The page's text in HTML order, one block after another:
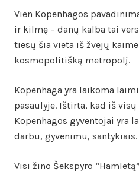
Vien Kopenhagos
ir kilmę – danų kalba tai
tiesų šia vieta iš žvejų
kosmopolitišką metropolį.
Kopenhaga yra laikoma
pasaulyje. Ištirta, kad iš
Kopenhagos gyventojai yra
darbu, gyvenimu, santykiais.
Visi žino Šekspyro